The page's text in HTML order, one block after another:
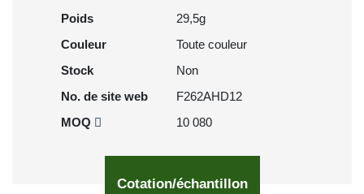
Poids
29,5g
Couleur
Toute couleur
Stock
Non
No. de site web
F262AHD12
MOQ
10 080
Cotation/échantillon